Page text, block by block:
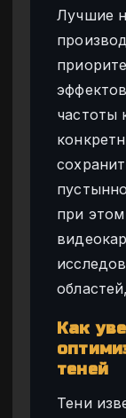
Лучшие
частоты
при
Как
теней
Тени